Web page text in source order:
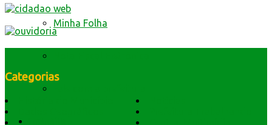
Minha Folha
Categorias
Lei Orgânica